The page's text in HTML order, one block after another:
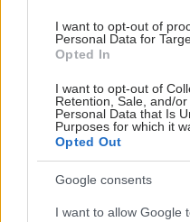
I want to opt-out of
Personal Data for
Opted In
I want to opt-out of
Retention, Sale, and/
Personal Data that Is
Purposes for which it
Opted Out
Google consents
I want to allow Google
ΣΗΜΕΡΑ ΣΤΟ